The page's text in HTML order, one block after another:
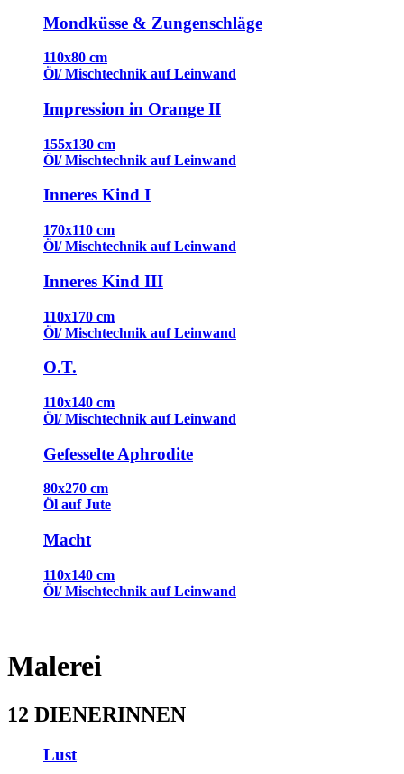
Mondküsse & Zungenschläge
110x80 cm
Öl/ Mischtechnik auf Leinwand
Impression in Orange II
155x130 cm
Öl/ Mischtechnik auf Leinwand
Inneres Kind I
170x110 cm
Öl/ Mischtechnik auf Leinwand
Inneres Kind III
110x170 cm
Öl/ Mischtechnik auf Leinwand
O.T.
110x140 cm
Öl/ Mischtechnik auf Leinwand
Gefesselte Aphrodite
80x270 cm
Öl auf Jute
Macht
110x140 cm
Öl/ Mischtechnik auf Leinwand
Malerei
12 DIENERINNEN
Lust